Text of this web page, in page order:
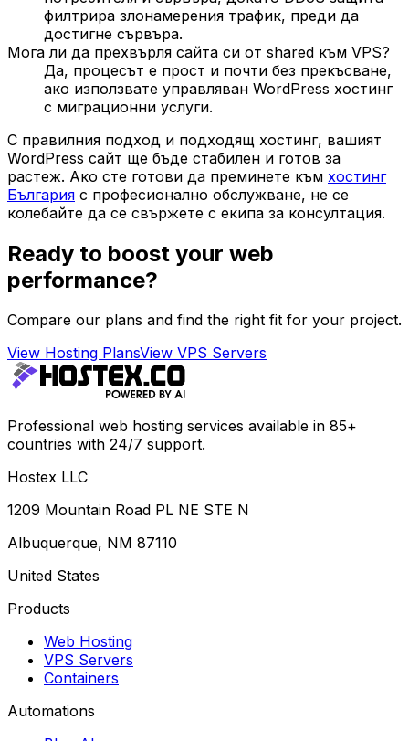
филтрира злонамерения трафик, преди да
достигне сървъра.
Мога ли да прехвърля сайта си от shared към VPS?
Да, процесът е прост и почти без прекъсване,
ако използвате управляван WordPress хостинг
с миграционни услуги.
С правилния подход и подходящ хостинг, вашият
WordPress сайт ще бъде стабилен и готов за
растеж. Ако сте готови да преминете към хостинг
България с професионално обслужване, не се
колебайте да се свържете с екипа за консултация.
Ready to boost your web
performance?
Compare our plans and find the right fit for your project.
View Hosting PlansView VPS Servers
Professional web hosting services available in 85+
countries with 24/7 support.
Hostex LLC
1209 Mountain Road PL NE STE N
Albuquerque, NM 87110
United States
Products
Web Hosting
VPS Servers
Containers
Automations